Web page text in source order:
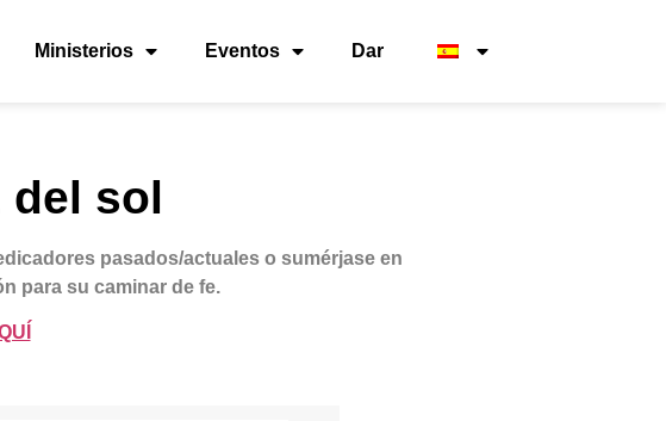
Ministerios Eventos Dar
del sol
pasados/actuales o sumérjase en
para su caminar de fe.